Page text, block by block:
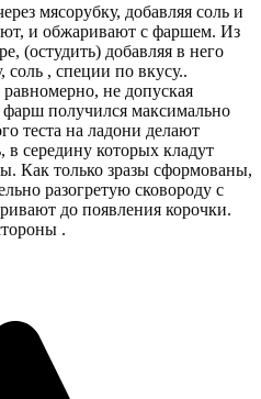
мясорубку, добавляя соль и
и обжаривают с фаршем. Из
(остудить) добавляя в него
соль , специи по вкусу..
не допуская
получился максимально
теста на ладони делают
в середину которых кладут
Как только зразы сформованы,
разогретую сковороду с
до появления корочки.
.